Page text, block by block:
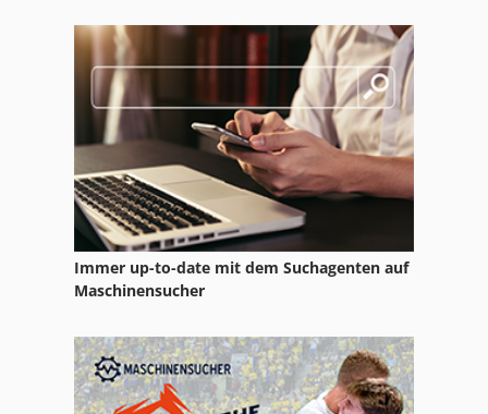
Hsa 2000
Vo 100
Immer up-to-date mit dem Suchagenten auf
Maschinensucher